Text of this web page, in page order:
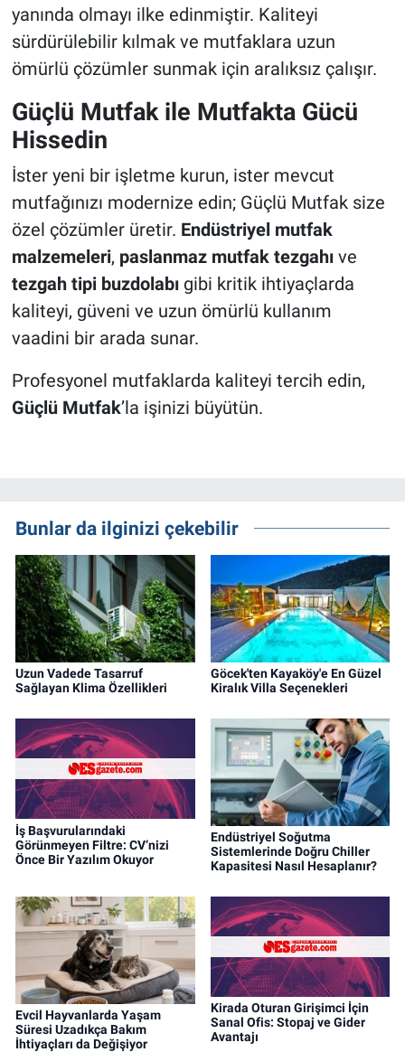
yanında olmayı ilke edinmiştir. Kaliteyi
sürdürülebilir kılmak ve mutfaklara uzun
ömürlü çözümler sunmak için aralıksız çalışır.
Güçlü Mutfak ile Mutfakta Gücü
Hissedin
İster yeni bir işletme kurun, ister mevcut
mutfağınızı modernize edin; Güçlü Mutfak size
özel çözümler üretir. Endüstriyel mutfak
malzemeleri, paslanmaz mutfak tezgahıve
tezgah tipi buzdolabıgibi kritik ihtiyaçlarda
kaliteyi, güveni ve uzun ömürlü kullanım
vaadini bir arada sunar.
Profesyonel mutfaklarda kaliteyi tercih edin,
Güçlü Mutfak’la işinizi büyütün.
Bunlar da ilginizi çekebilir
Uzun Vadede Tasarruf
Sağlayan Klima Özellikleri
Göcek'ten Kayaköy'e En Güzel
Kiralık Villa Seçenekleri
İş Başvurularındaki
Görünmeyen Filtre: CV’nizi
Önce Bir Yazılım Okuyor
Endüstriyel Soğutma
Sistemlerinde Doğru Chiller
Kapasitesi Nasıl Hesaplanır?
Evcil Hayvanlarda Yaşam
Süresi Uzadıkça Bakım
İhtiyaçları da Değişiyor
Kirada Oturan Girişimci İçin
Sanal Ofis: Stopaj ve Gider
Avantajı